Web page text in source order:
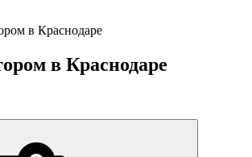
в Краснодаре
в Краснодаре